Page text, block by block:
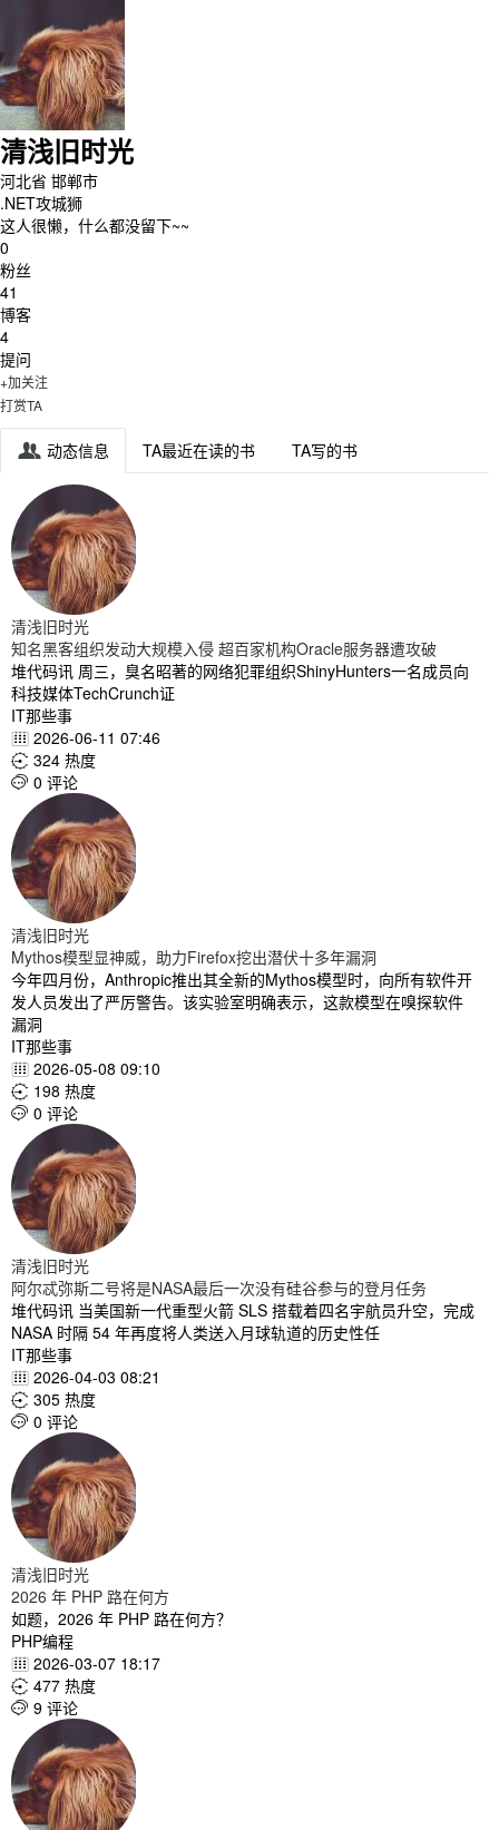
清浅旧时光
河北省 邯郸市
.NET攻城狮
这人很懒，什么都没留下~~
0
粉丝
41
博客
4
提问
+加关注
打赏TA
 动态信息 TA最近在读的书 TA写的书
清浅旧时光
知名黑客组织发动大规模入侵 超百家机构Oracle服务器遭攻破
堆代码讯 周三，臭名昭著的网络犯罪组织ShinyHunters一名成员向
科技媒体TechCrunch证
IT那些事
 2026-06-11 07:46
 324 热度
 0 评论
清浅旧时光
Mythos模型显神威，助力Firefox挖出潜伏十多年漏洞
今年四月份，Anthropic推出其全新的Mythos模型时，向所有软件开
发人员发出了严厉警告。该实验室明确表示，这款模型在嗅探软件
漏洞
IT那些事
 2026-05-08 09:10
 198 热度
 0 评论
清浅旧时光
阿尔忒弥斯二号将是NASA最后一次没有硅谷参与的登月任务
堆代码讯 当美国新一代重型火箭 SLS 搭载着四名宇航员升空，完成
NASA 时隔 54 年再度将人类送入月球轨道的历史性任
IT那些事
 2026-04-03 08:21
 305 热度
 0 评论
清浅旧时光
2026 年 PHP 路在何方
如题，2026 年 PHP 路在何方？
PHP编程
 2026-03-07 18:17
 477 热度
 9 评论